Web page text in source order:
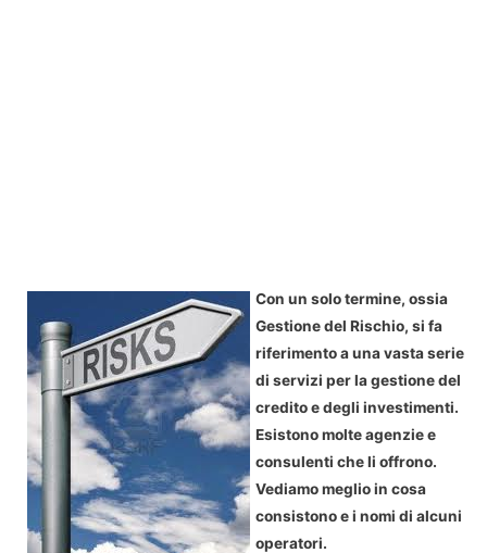
Con un solo termine, ossia
Gestione del Rischio, si fa
riferimento a una vasta serie
di servizi per la gestione del
credito e degli investimenti.
Esistono molte agenzie e
consulenti che li offrono.
Vediamo meglio in cosa
consistono e i nomi di alcuni
operatori.